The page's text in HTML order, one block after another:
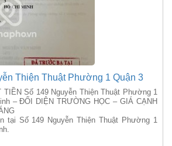
Thiện Thuật Phường 1 Quận 3
TIỀN Số 149 Nguyễn Thiện Thuật Phường 1
– ĐỐI DIỆN TRƯỜNG HỌC – GIÁ CẠNH
tại Số 149 Nguyễn Thiện Thuật Phường 1